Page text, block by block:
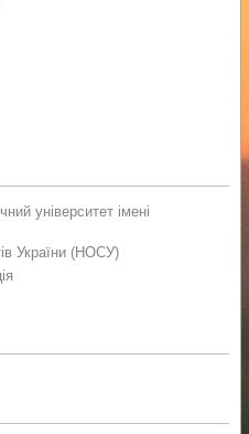
університет імені
України (НОСУ)